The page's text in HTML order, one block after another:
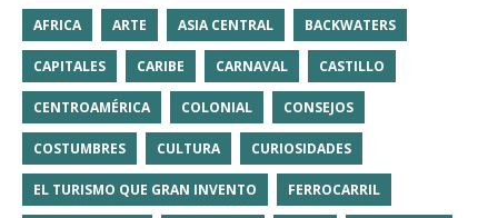
AFRICA ARTE ASIA CENTRAL BACKWATERS
CAPITALES CARIBE CARNAVAL CASTILLO
CENTROAMÉRICA COLONIAL CONSEJOS
COSTUMBRES CULTURA CURIOSIDADES
EL TURISMO QUE GRAN INVENTO FERROCARRIL